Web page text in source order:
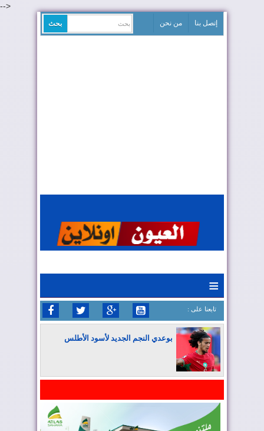
-->
إتصل بنا من نحن
≡
: تابعنا على
بوعدي النجم الجديد لأسود الأطلس